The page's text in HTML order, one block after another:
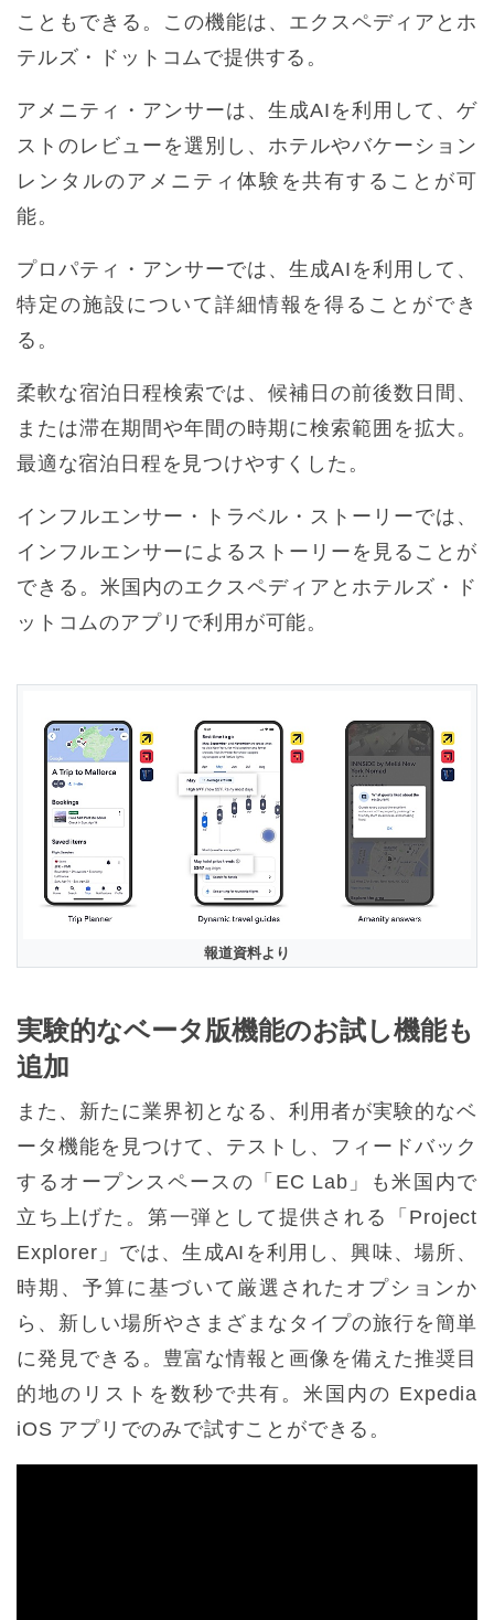
こともできる。この機能は、エクスペディアとホ
テルズ・ドットコムで提供する。
アメニティ・アンサーは、生成AIを利用して、ゲ
ストのレビューを選別し、ホテルやバケーション
レンタルのアメニティ体験を共有することが可
能。
プロパティ・アンサーでは、生成AIを利用して、
特定の施設について詳細情報を得ることができ
る。
柔軟な宿泊日程検索では、候補日の前後数日間、
または滞在期間や年間の時期に検索範囲を拡大。
最適な宿泊日程を見つけやすくした。
インフルエンサー・トラベル・ストーリーでは、
インフルエンサーによるストーリーを見ることが
できる。米国内のエクスペディアとホテルズ・ド
ットコムのアプリで利用が可能。
報道資料より
実験的なベータ版機能のお試し機能も
追加
また、新たに業界初となる、利用者が実験的なベ
ータ機能を見つけて、テストし、フィードバック
するオープンスペースの「EC Lab」も米国内で
立ち上げた。第一弾として提供される「Project
Explorer」では、生成AIを利用し、興味、場所、
時期、予算に基づいて厳選されたオプションか
ら、新しい場所やさまざまなタイプの旅行を簡単
に発見できる。豊富な情報と画像を備えた推奨目
的地のリストを数秒で共有。米国内の Expedia
iOS アプリでのみで試すことができる。